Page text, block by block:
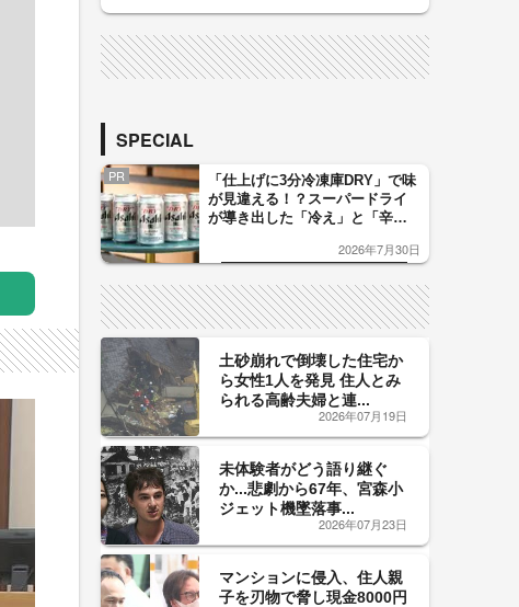
SPECIAL
PR
「仕上げに3分冷凍庫DRY」で味
が見違える！？スーパードライ
が導き出した「冷え」と「辛
した「辛口カーブ」が飲み頃の
2026年7月30日
土砂崩れで倒壊した住宅か
ら女性1人を発見 住人とみ
られる高齢夫婦と連...
2026年07月19日
未体験者がどう語り継ぐ
か...悲劇から67年、宮森小
ジェット機墜落事...
2026年07月23日
マンションに侵入、住人親
子を刃物で脅し現金8000円